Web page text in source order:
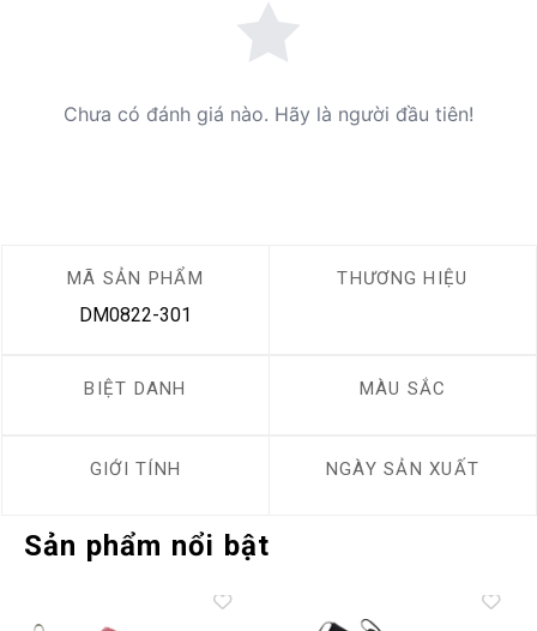
Chưa có đánh giá nào. Hãy là người đầu tiên!
MÃ SẢN PHẨM
DM0822-301
THƯƠNG HIỆU
BIỆT DANH MÀU SẮC
GIỚI TÍNH NGÀY SẢN XUẤT
Sản phẩm nổi bật